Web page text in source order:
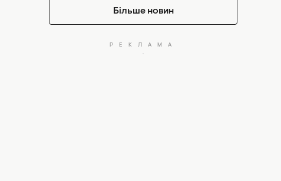
Більше новин